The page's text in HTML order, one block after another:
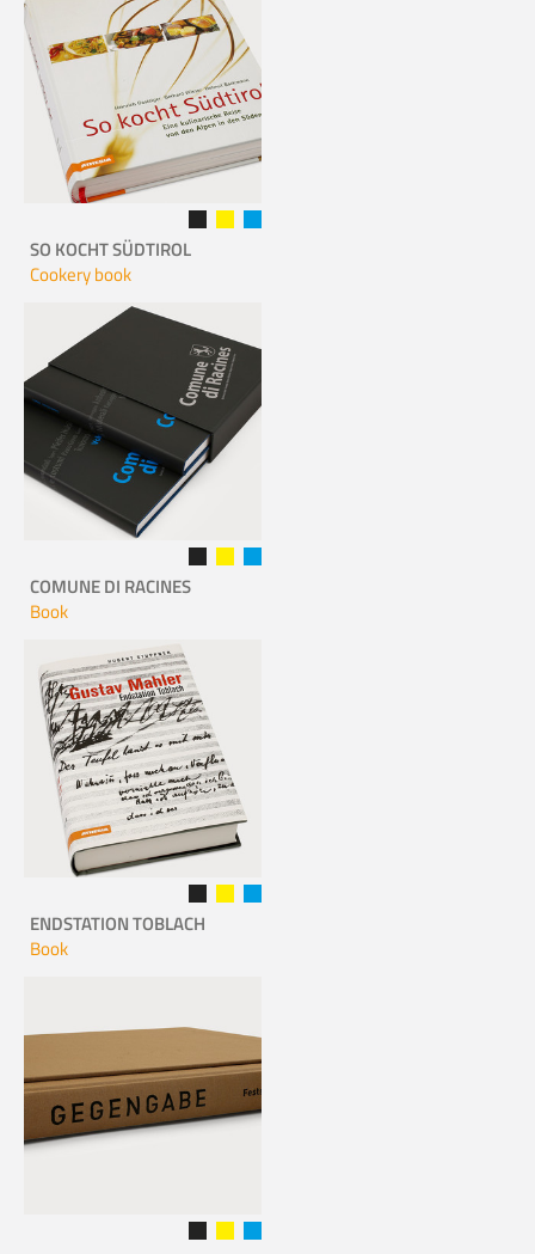
SO KOCHT SÜDTIROL
Cookery book
COMUNE DI RACINES
Book
ENDSTATION TOBLACH
Book